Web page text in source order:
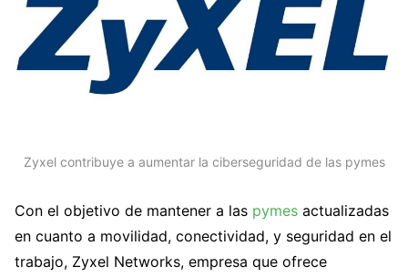
Zyxel contribuye a aumentar la ciberseguridad de las pymes
Con el objetivo de mantener a las pymes actualizadas
en cuanto a movilidad, conectividad, y seguridad en el
trabajo, Zyxel Networks, empresa que ofrece